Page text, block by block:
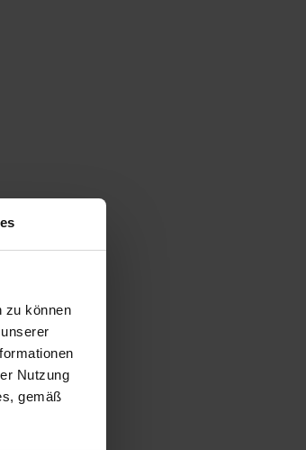
zu können
Nutzung
gemäß